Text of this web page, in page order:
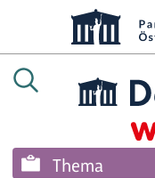
Thema